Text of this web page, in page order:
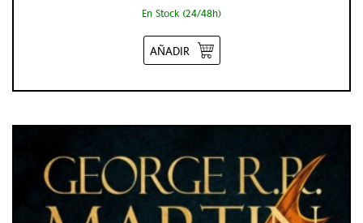
En Stock (24/48h)
AÑADIR